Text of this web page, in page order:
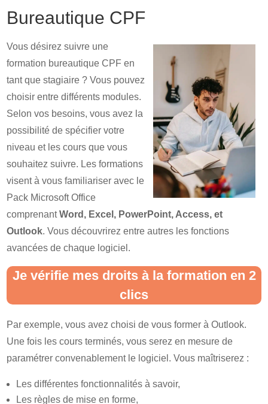
Bureautique CPF
Vous désirez suivre une
formation bureautique CPF en
tant que stagiaire ? Vous pouvez
choisir entre différents modules.
Selon vos besoins, vous avez la
possibilité de spécifier votre
niveau et les cours que vous
souhaitez suivre. Les formations
visent à vous familiariser avec le
Pack Microsoft Office
comprenantWord, Excel, PowerPoint, Access, et
Outlook. Vous découvrirez entre autres les fonctions
avancées de chaque logiciel.
Je vérifie mes droits à la formation en 2
clics
Par exemple, vous avez choisi de vous former à Outlook.
Une fois les cours terminés, vous serez en mesure de
paramétrer convenablement le logiciel. Vous maîtriserez :
Les différentes fonctionnalités à savoir,
Les règles de mise en forme,